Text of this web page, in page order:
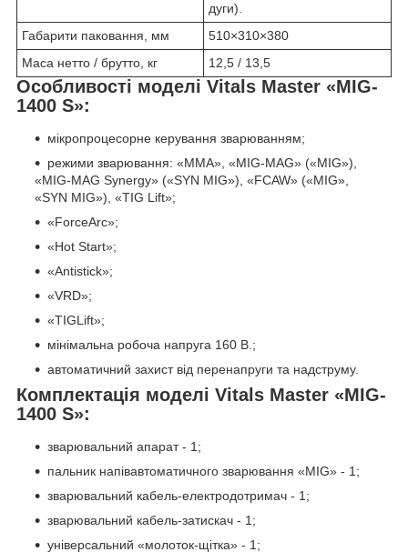
дуги).
Габарити паковання, мм
510×310×380
Маса нетто / брутто, кг
12,5 / 13,5
Особливості моделі Vitals Master «MIG-
1400 S»:
мікропроцесорне керування зварюванням;
режими зварювання: «ММА», «МIG-MAG» («MIG»),
«МIG-MAG Synergy» («SYN MIG»), «FCAW» («MIG»,
«SYN MIG»), «TIG Lift»;
«ForceArc»;
«Hot Start»;
«Antistick»;
«VRD»;
«TIGLift»;
мінімальна робоча напруга 160 B.;
автоматичний захист від перенапруги та надструму.
Комплектація моделі Vitals Master «MIG-
1400 S»:
зварювальний апарат - 1;
пальник напівавтоматичного зварювання «MIG» - 1;
зварювальний кабель-електродотримач - 1;
зварювальний кабель-затискач - 1;
універсальний «молоток-щітка» - 1;